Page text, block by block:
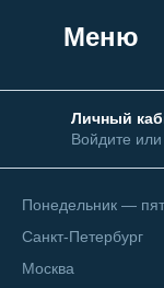
Меню
Личный
Войдите или
Понедельник —
Санкт-Петербург
Москва